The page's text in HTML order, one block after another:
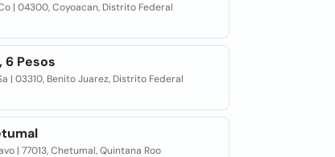
| 04300, Coyoacan, Distrito Federal
6 Pesos
| 03310, Benito Juarez, Distrito Federal
| 77013, Chetumal, Quintana Roo